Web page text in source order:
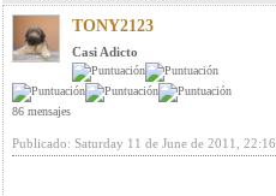
TONY2123
Casi Adicto
86 mensajes
Publicado: Saturday 11 de June de 2011, 22:16